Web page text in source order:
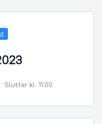
Slutter kl. 11:00